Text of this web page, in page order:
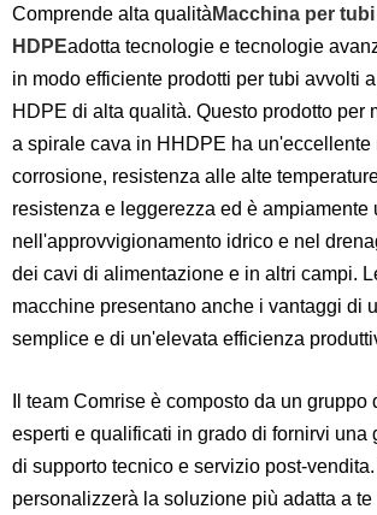
Comprende alta qualitàMacchina per
HDPEadotta tecnologie e tecnologie
in modo efficiente prodotti per tubi avvolti
HDPE di alta qualità. Questo prodotto per
a spirale cava in HHDPE ha un'eccellente
corrosione, resistenza alle alte
resistenza e leggerezza ed è ampiamente
nell'approvvigionamento idrico e nel
dei cavi di alimentazione e in altri campi.
macchine presentano anche i vantaggi di
semplice e di un'elevata efficienza
Il team Comrise è composto da un gruppo
esperti e qualificati in grado di fornirvi una
di supporto tecnico e servizio post-
personalizzerà la soluzione più adatta a